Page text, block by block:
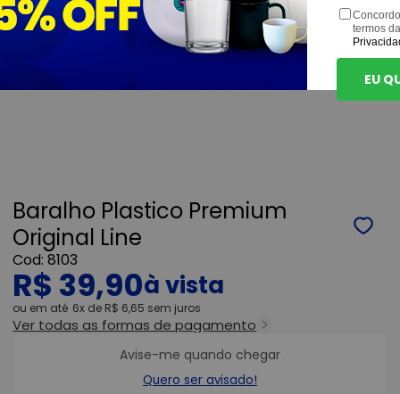
Baralho Plastico Premium
Original Line
8103
R$ 39,90
ou 6x de R$ 6,65 sem juros
Ver todas as formas de pagamento
Avise-me quando chegar
Quero ser avisado!
termos
EU